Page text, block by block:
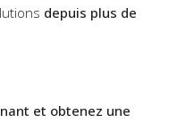
depuis plus de
et obtenez une